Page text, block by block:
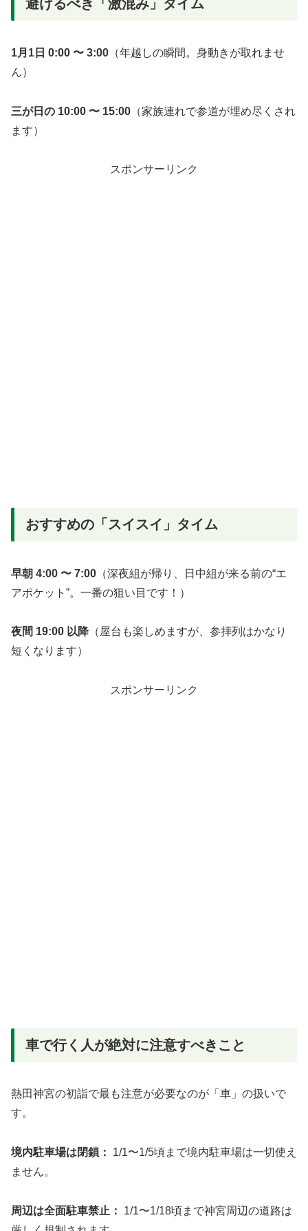
避けるべき「激混み」タイム
1月1日 0:00 〜 3:00 （年越しの瞬間。身動きが取れませ
ん）
三が日の 10:00 〜 15:00 （家族連れで参道が埋め尽くされ
ます）
スポンサーリンク
おすすめの「スイスイ」タイム
早朝 4:00 〜 7:00 （深夜組が帰り、日中組が来る前の“エ
アポケット”。一番の狙い目です！）
夜間 19:00 以降 （屋台も楽しめますが、参拝列はかなり
短くなります）
スポンサーリンク
車で行く人が絶対に注意すべきこと
熱田神宮の初詣で最も注意が必要なのが「車」の扱いで
す。
境内駐車場は閉鎖：
1/1〜1/5頃まで境内駐車場は一切使え
ません。
周辺は全面駐車禁止：
1/1〜1/18頃まで神宮周辺の道路は